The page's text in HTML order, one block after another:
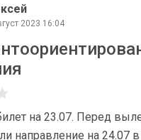
2023 16:04
на 23.07. Перед
направление на 24.07 в